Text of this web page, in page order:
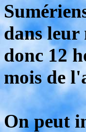
dans
donc 12
mois de
On peut